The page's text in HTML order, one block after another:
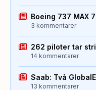
Boeing 737 MAX
3 kommentarer
262 piloter tar
14 kommentarer
Saab: Två
13 kommentarer